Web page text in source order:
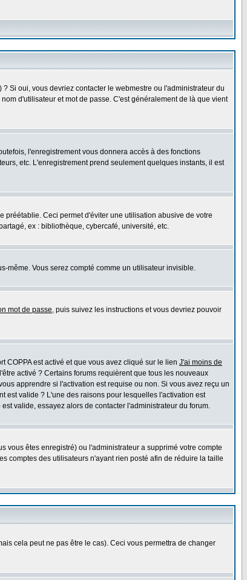
Si oui, vous devriez contacter le webmestre ou l'administrateur du
d'utilisateur et mot de passe. C'est généralement de là que vient
l'enregistrement vous donnera accès à des fonctions
etc. L'enregistrement prend seulement quelques instants, il est
préétablie. Ceci permet d'éviter une utilisation abusive de votre
ex : bibliothèque, cybercafé, université, etc.
même. Vous serez compté comme un utilisateur invisible.
mot de passe, puis suivez les instructions et vous devriez pouvoir
COPPA est activé et que vous avez cliqué sur le lien J'ai moins de
activé ? Certains forums requièrent que tous les nouveaux
apprendre si l'activation est requise ou non. Si vous avez reçu un
est valide ? L'une des raisons pour lesquelles l'activation est
valide, essayez alors de contacter l'administrateur du forum.
vous êtes enregistré) ou l'administrateur a supprimé votre compte
comptes des utilisateurs n'ayant rien posté afin de réduire la taille
cela peut ne pas être le cas). Ceci vous permettra de changer